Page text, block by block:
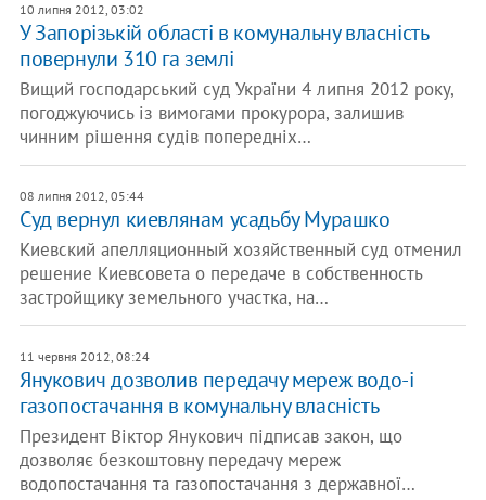
10 липня 2012, 03:02
У Запорізькій області в комунальну власність
повернули 310 га землі
Вищий господарський суд України 4 липня 2012 року,
погоджуючись із вимогами прокурора, залишив
чинним рішення судів попередніх…
08 липня 2012, 05:44
Суд вернул киевлянам усадьбу Мурашко
Киевский апелляционный хозяйственный суд отменил
решение Киевсовета о передаче в собственность
застройщику земельного участка, на…
11 червня 2012, 08:24
Янукович дозволив передачу мереж водо-і
газопостачання в комунальну власність
Президент Віктор Янукович підписав закон, що
дозволяє безкоштовну передачу мереж
водопостачання та газопостачання з державної…